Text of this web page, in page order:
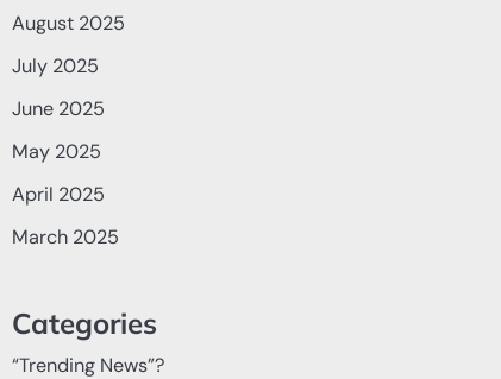
August 2025
July 2025
June 2025
May 2025
April 2025
March 2025
Categories
“Trending News”?